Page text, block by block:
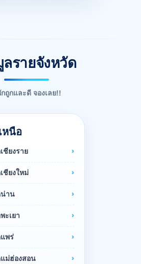
รายจังหวัด
ถูกและดี จองเลย!!
หนือ
ชียงราย
ชียงใหม่
าน
ะเยา
พร่
ม่ฮ่องสอน